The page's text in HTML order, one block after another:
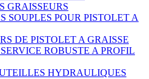
GRAISSEURS
SOUPLES POUR PISTOLET A
DE PISTOLET A GRAISSE
ROBUSTE A PROFIL
HYDRAULIQUES